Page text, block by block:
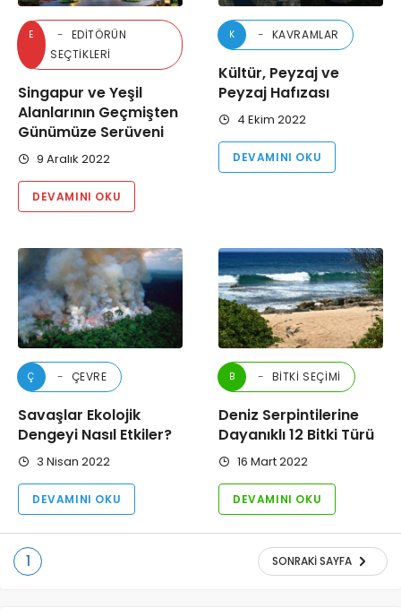
E
EDİTÖRÜN
SEÇTİKLERİ
Singapur ve Yeşil
Alanlarının Geçmişten
Günümüze Serüveni
9 Aralık 2022
DEVAMINI OKU
K KAVRAMLAR
Kültür, Peyzaj ve
Peyzaj Hafızası
4 Ekim 2022
DEVAMINI OKU
Ç ÇEVRE
Savaşlar Ekolojik
Dengeyi Nasıl Etkiler?
3 Nisan 2022
DEVAMINI OKU
B BITKI SEÇIMI
Deniz Serpintilerine
Dayanıklı 12 Bitki Türü
16 Mart 2022
DEVAMINI OKU
1 SONRAKI SAYFA